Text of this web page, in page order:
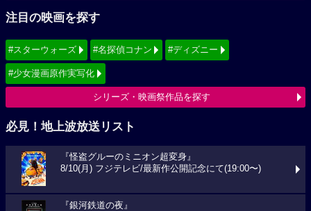
注目の映画を探す
#スターウォーズ #名探偵コナン #ディズニー
#少女漫画原作実写化
シリーズ・映画祭作品を探す
必見！地上波放送リスト
『怪盗グルーのミニオン超変身』
8/10(月) フジテレビ/最新作公開記念にて(19:00〜)
『銀河鉄道の夜』